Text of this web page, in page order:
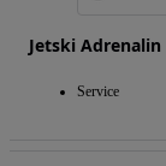
Jetski Adrenalin
Service